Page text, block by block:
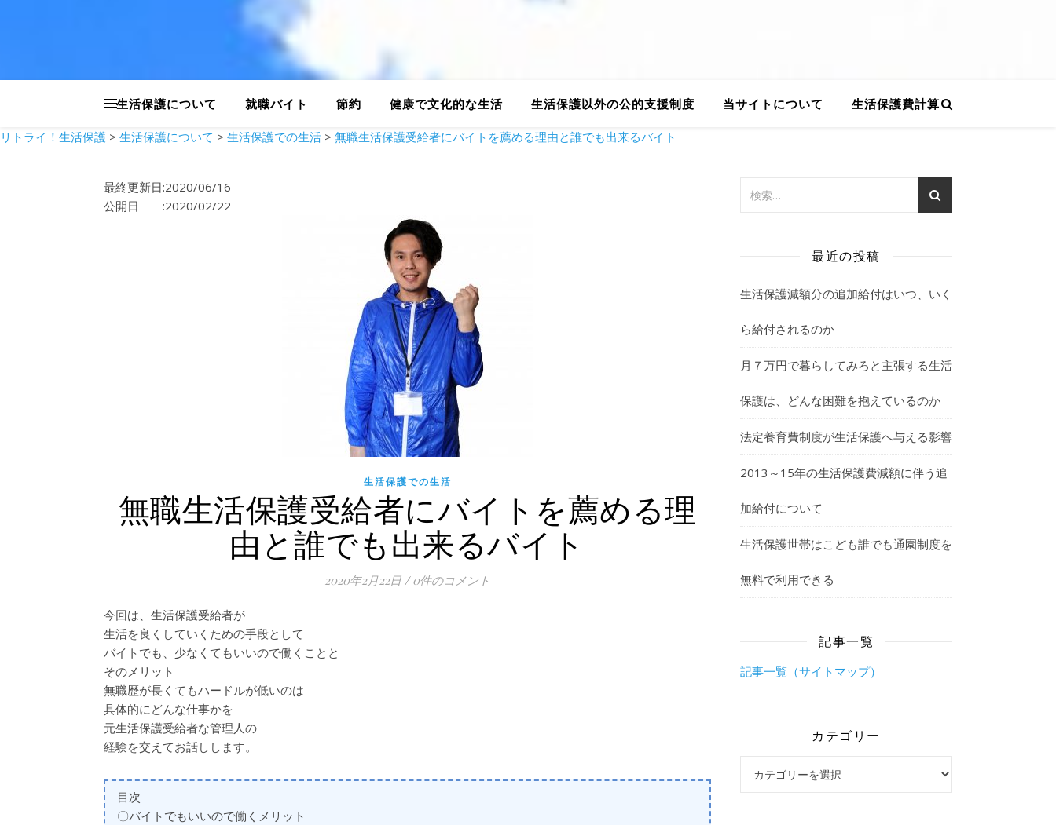
生活保護について 就職バイト 節約 健康で文化的な生活 生活保護以外の公的支援制度 当サイトについて 生活保護費計算
リトライ！生活保護 > 生活保護について > 生活保護での生活 > 無職生活保護受給者にバイトを薦める理由と誰でも出来るバイト
最終更新日:2020/06/16
公開日 :2020/02/22
生活保護での生活
無職生活保護受給者にバイトを薦める理
由と誰でも出来るバイト
2020年2月22日 / 0件のコメント
今回は、生活保護受給者が
生活を良くしていくための手段として
バイトでも、少なくてもいいので働くことと
そのメリット
無職歴が長くてもハードルが低いのは
具体的にどんな仕事かを
元生活保護受給者な管理人の
経験を交えてお話しします。
目次
〇バイトでもいいので働くメリット
最近の投稿
生活保護減額分の追加給付はいつ、いく
ら給付されるのか
月７万円で暮らしてみろと主張する生活
保護は、どんな困難を抱えているのか
法定養育費制度が生活保護へ与える影響
2013～15年の生活保護費減額に伴う追
加給付について
生活保護世帯はこども誰でも通園制度を
無料で利用できる
記事一覧
記事一覧（サイトマップ）
カテゴリー